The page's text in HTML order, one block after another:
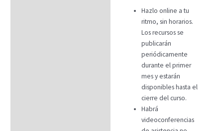
Hazlo online a tu
ritmo, sin horarios.
Los recursos se
publicarán
periódicamente
durante el primer
mes y estarán
disponibles hasta el
cierre del curso.
Habrá
videoconferencias